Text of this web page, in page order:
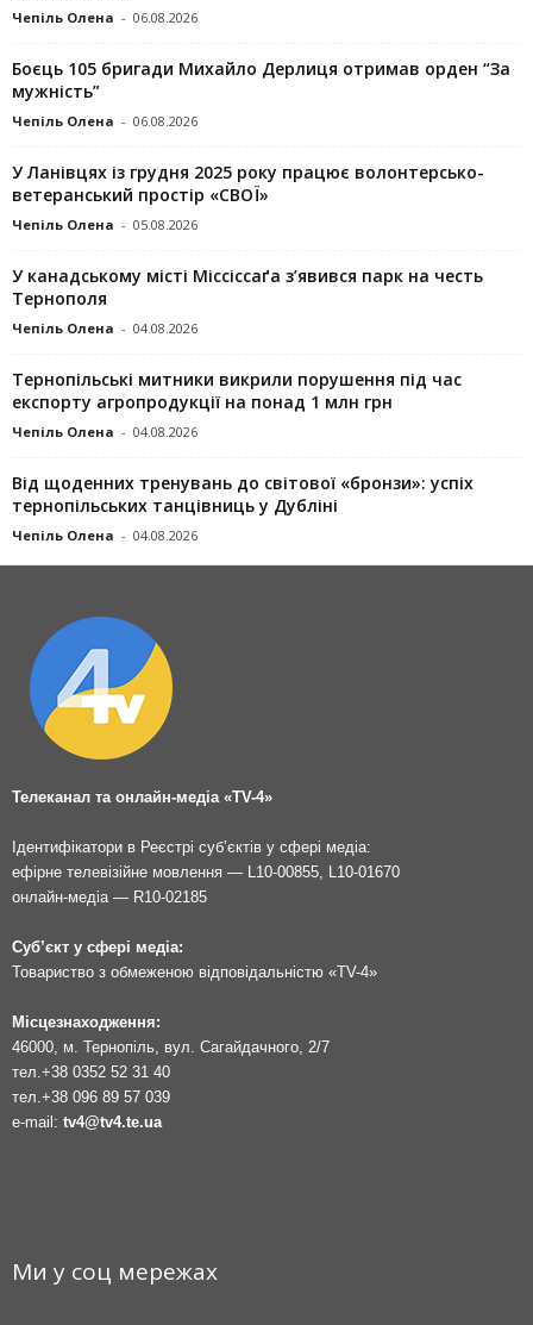
Чепіль Олена - 06.08.2026
Боєць 105 бригади Михайло Дерлиця отримав орден “За
мужність”
Чепіль Олена - 06.08.2026
У Ланівцях із грудня 2025 року працює волонтерсько-
ветеранський простір «СВОЇ»
Чепіль Олена - 05.08.2026
У канадському місті Міссіссаґа з’явився парк на честь
Тернополя
Чепіль Олена - 04.08.2026
Тернопільські митники викрили порушення під час
експорту агропродукції на понад 1 млн грн
Чепіль Олена - 04.08.2026
Від щоденних тренувань до світової «бронзи»: успіх
тернопільських танцівниць у Дубліні
Чепіль Олена - 04.08.2026
Телеканал та онлайн-медіа «TV-4»
Ідентифікатори в Реєстрі суб’єктів у сфері медіа:
ефірне телевізійне мовлення — L10-00855, L10-01670
онлайн-медіа — R10-02185
Суб’єкт у сфері медіа:
Товариство з обмеженою відповідальністю «TV-4»
Місцезнаходження:
46000, м. Тернопіль, вул. Сагайдачного, 2/7
тел. +38 0352 52 31 40
тел. +38 096 89 57 039
e-mail: tv4@tv4.te.ua
Ми у соц мережах